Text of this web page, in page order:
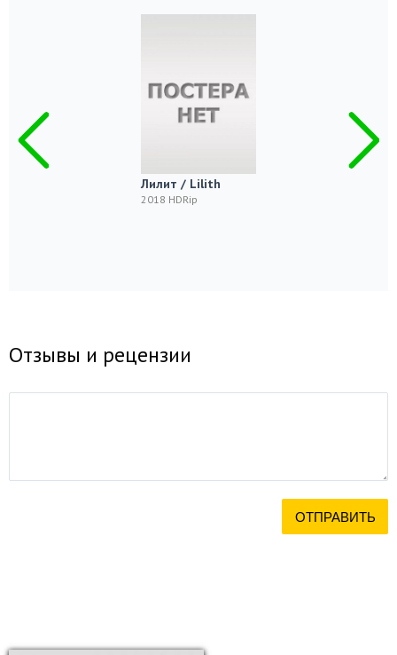
Лилит / Lilith
2018 HDRip
Отзывы и рецензии